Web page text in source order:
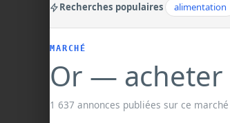
Recherches populaires alimentation
MARCHÉ
Or — acheter
1 637 annonces publiées sur ce